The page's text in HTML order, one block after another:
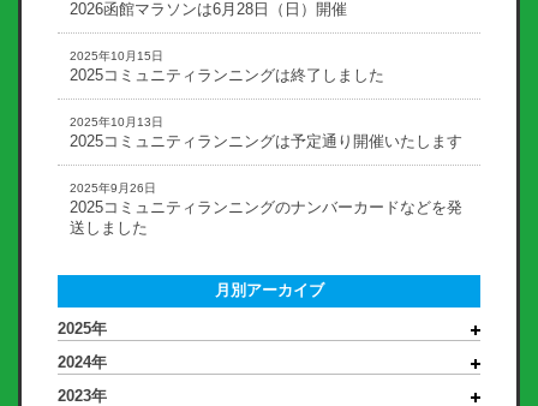
2026函館マラソンは6月28日（日）開催
2025年10月15日
2025コミュニティランニングは終了しました
2025年10月13日
2025コミュニティランニングは予定通り開催いたします
2025年9月26日
2025コミュニティランニングのナンバーカードなどを発
送しました
月別アーカイブ
2025年
2024年
2023年